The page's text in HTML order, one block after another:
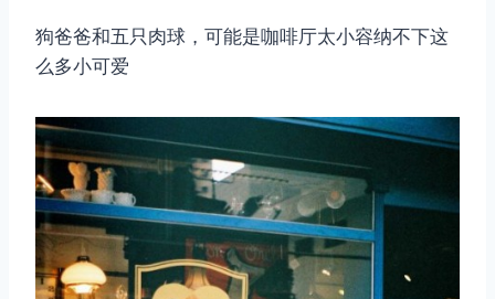
狗爸爸和五只肉球，可能是咖啡厅太小容纳不下这
么多小可爱